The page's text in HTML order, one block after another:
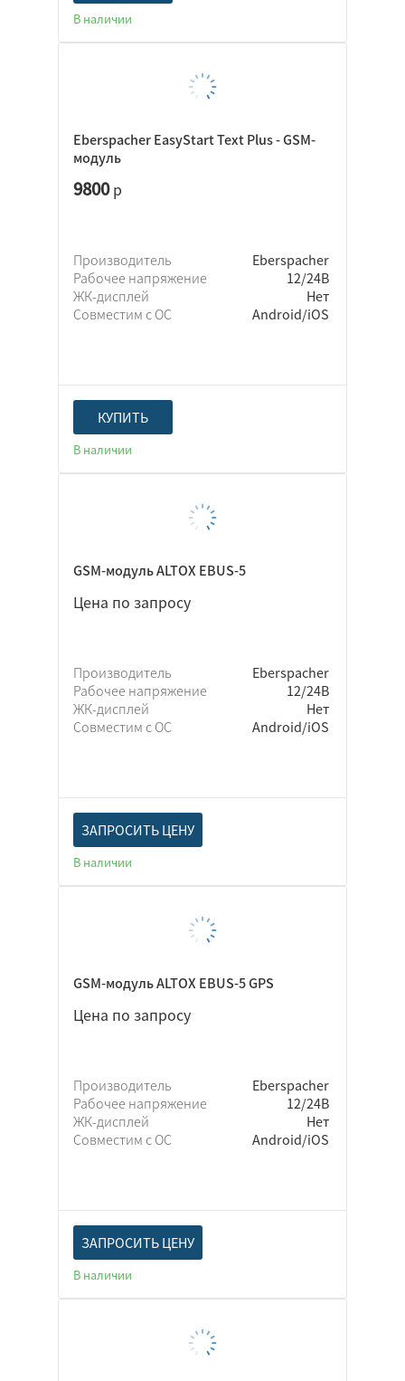
В наличии
Eberspacher EasyStart Text Plus - GSM-
модуль
9800р
Производитель
Eberspacher
Рабочее напряжение
12/24В
ЖК-дисплей
Нет
Совместим с ОС
Android/iOS
КУПИТЬ
В наличии
GSM-модуль ALTOX EBUS-5
Цена по запросу
Производитель
Eberspacher
Рабочее напряжение
12/24В
ЖК-дисплей
Нет
Совместим с ОС
Android/iOS
ЗАПРОСИТЬ ЦЕНУ
В наличии
GSM-модуль ALTOX EBUS-5 GPS
Цена по запросу
Производитель
Eberspacher
Рабочее напряжение
12/24В
ЖК-дисплей
Нет
Совместим с ОС
Android/iOS
ЗАПРОСИТЬ ЦЕНУ
В наличии